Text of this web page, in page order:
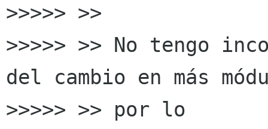
>>>>> >>
>>>>> >> No tengo
del cambio en más
>>>>> >> por lo